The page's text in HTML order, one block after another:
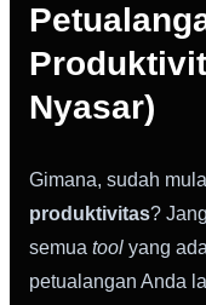
Nyasar)
Gimana, sudah
produktivitas?
semua tool yang
petualangan Anda